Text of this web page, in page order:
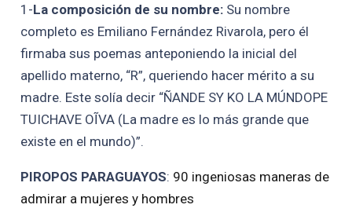
1-La composición de su nombre:Su nombre
completo es Emiliano Fernández Rivarola, pero él
firmaba sus poemas anteponiendo la inicial del
apellido materno, “R”, queriendo hacer mérito a su
madre. Este solía decir “ÑANDE SY KO LA MÚNDOPE
TUICHAVE OĨVA (La madre es lo más grande que
existe en el mundo)”.
PIROPOS PARAGUAYOS: 90 ingeniosas maneras de
admirar a mujeres y hombres